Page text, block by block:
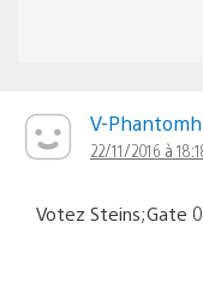
V-
22/11/2016 à
Votez Steins;Gate 0.